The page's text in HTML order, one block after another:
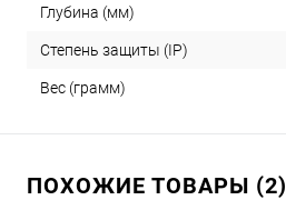
Глубина (мм)
Степень защиты (IP)
Вес (грамм)
ПОХОЖИЕ ТОВАРЫ (2)